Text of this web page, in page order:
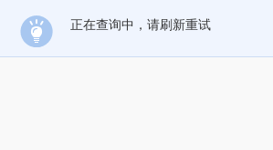
正在查询中，请刷新重试